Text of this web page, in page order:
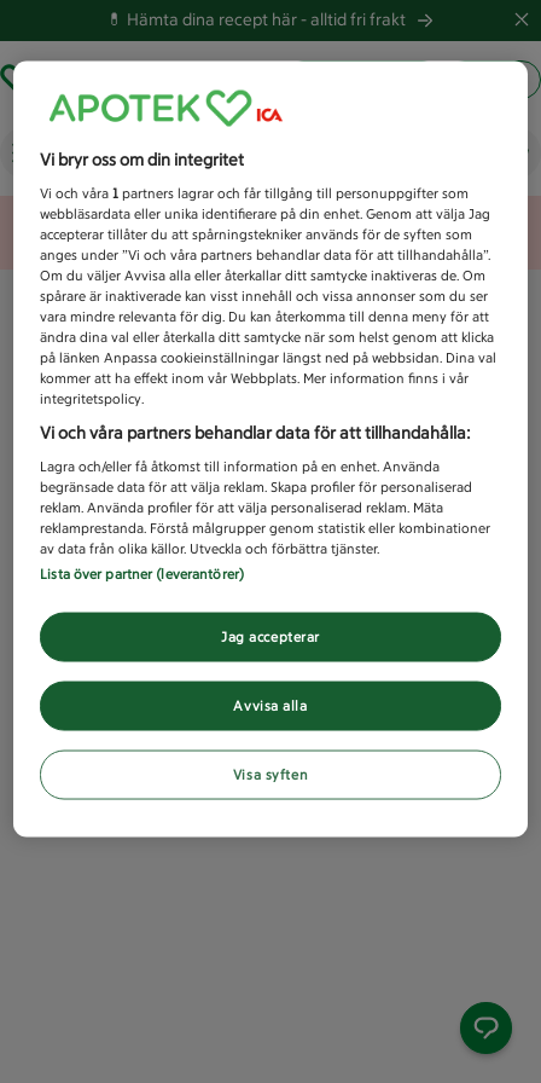
💊 Hämta dina recept här -alltid fri frakt
Vad letar du efter idag?
Unknown error
Vi bryr oss om din integritet
Vi och våra1 partners lagrar och får tillgång till personuppgifter som
webbläsardata eller unika identifierare på din enhet. Genom att välja Jag
accepterar tillåter du att spårningstekniker används för de syften som
anges under ”Vi och våra partners behandlar data för att tillhandahålla”.
Om du väljer Avvisa alla eller återkallar ditt samtycke inaktiveras de. Om
spårare är inaktiverade kan visst innehåll och vissa annonser som du ser
vara mindre relevanta för dig. Du kan återkomma till denna meny för att
ändra dina val eller återkalla ditt samtycke när som helst genom att klicka
på länken Anpassa cookieinställningar längst ned på webbsidan. Dina val
kommer att ha effekt inom vår Webbplats. Mer information finns i vår
integritetspolicy.
Vi och våra partners behandlar data för att tillhandahålla:
Lagra och/eller få åtkomst till information på en enhet. Använda
begränsade data för att välja reklam. Skapa profiler för personaliserad
reklam. Använda profiler för att välja personaliserad reklam. Mäta
reklamprestanda. Förstå målgrupper genom statistik eller kombinationer
av data från olika källor. Utveckla och förbättra tjänster.
Lista över partner (leverantörer)
Avvisa alla
Jag accepterar
Visa syften